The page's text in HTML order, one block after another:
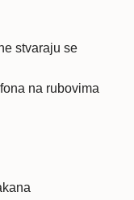
stvaraju se
na rubovima